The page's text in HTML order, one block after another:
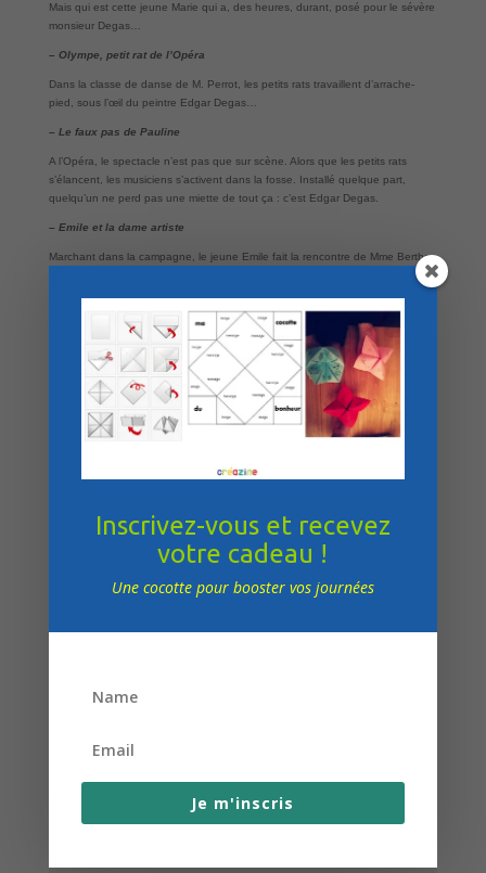
Mais qui est cette jeune Marie qui a, des heures, durant, posé pour le sévère
monsieur Degas…
– Olympe, petit rat de l’Opéra
Dans la classe de danse de M. Perrot, les petits rats travaillent d’arrache-
pied, sous l’œil du peintre Edgar Degas…
– Le faux pas de Pauline
A l’Opéra, le spectacle n’est pas que sur scène. Alors que les petits rats
s’élancent, les musiciens s’activent dans la fosse. Installé quelque part,
quelqu’un ne perd pas une miette de tout ça : c’est Edgar Degas.
– Emile et la dame artiste
Marchant dans la campagne, le jeune Emile fait la rencontre de Mme Berthe
Ce qui est magique c’est que chaque mois une oeuvre du musée d’Orsay est
offerte en découverte, explication, audio… une vraie analyse d’oeuvre à la
porté des plus jeunes. Tout un programme complet pour comprendre les
oeuvres de ce beau musé parisien en restant dans sa classe.
À découvrir au plus vite!
apprend plein de chose sérieuse en écoutant, rêvant et imaginant avec les
Votre adresse e-mail ne sera pas publiée.
Inscrivez-vous et recevez
votre cadeau !
Une cocotte pour booster vos journées
Je m'inscris